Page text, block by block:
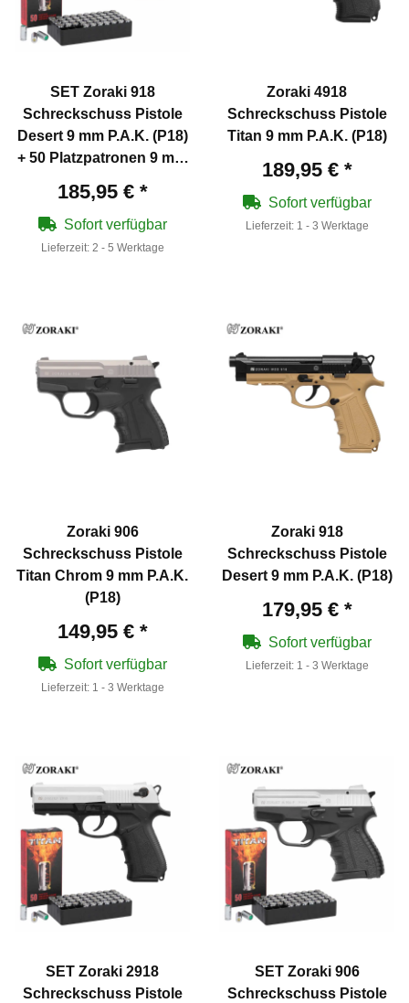
SET Zoraki 918
Schreckschuss Pistole
Desert 9 mm P.A.K. (P18)
+ 50 Platzpatronen 9 mm
185,95 € *
Sofort verfügbar
Lieferzeit: 2 - 5 Werktage
Zoraki 4918
Schreckschuss Pistole
Titan 9 mm P.A.K. (P18)
189,95 € *
Sofort verfügbar
Lieferzeit: 1 - 3 Werktage
Zoraki 906
Schreckschuss Pistole
Titan Chrom 9 mm P.A.K.
(P18)
149,95 € *
Sofort verfügbar
Lieferzeit: 1 - 3 Werktage
Zoraki 918
Schreckschuss Pistole
Desert 9 mm P.A.K. (P18)
179,95 € *
Sofort verfügbar
Lieferzeit: 1 - 3 Werktage
SET Zoraki 2918
Schreckschuss Pistole
SET Zoraki 906
Schreckschuss Pistole